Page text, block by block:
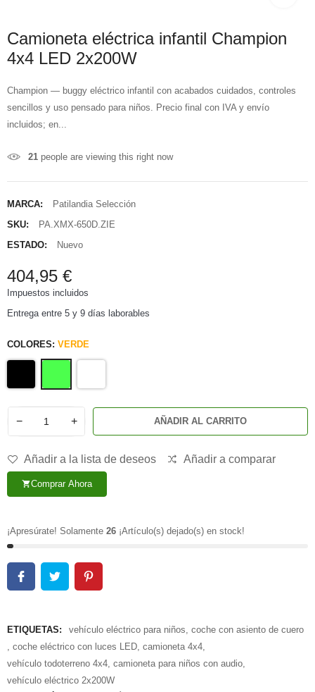
Camioneta eléctrica infantil Champion
4x4 LED 2x200W
Champion — buggy eléctrico infantil con acabados cuidados, controles
sencillos y uso pensado para niños. Precio final con IVA y envío
incluidos; en...
21 people are viewing this right now
MARCA:
Patilandia Selección
SKU:
PA.XMX-650D.ZIE
ESTADO:
Nuevo
404,95 €
Impuestos incluidos
Entrega entre 5 y 9 días laborables
COLORES: VERDE
− + AÑADIR AL CARRITO
Añadir a la lista de deseos Añadir a comparar
shopping_cartComprar Ahora
¡Apresúrate! Solamente 26 ¡Artículo(s) dejado(s) en stock!
ETIQUETAS: vehículo eléctrico para niños coche con asiento de cuero
coche eléctrico con luces LED camioneta 4x4
vehículo todoterreno 4x4 camioneta para niños con audio
vehículo eléctrico 2x200W